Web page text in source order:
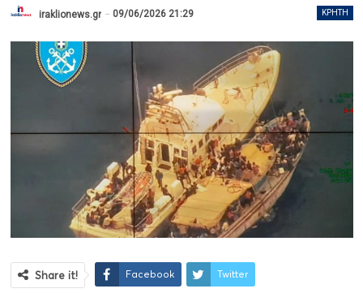
ΚΡΉΤΗ
iraklionews.gr 09/06/2026 21:29
Share it! Facebook Twitter